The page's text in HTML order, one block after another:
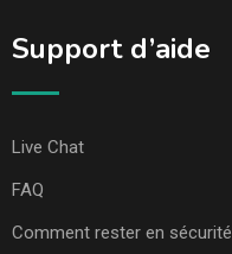
Support d’aide
Live Chat
FAQ
Comment rester en sécurité